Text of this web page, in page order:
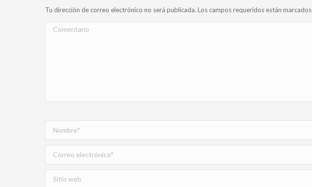
Tu dirección de correo electrónico no será publicada. Los campos requeridos están marcados
Comentario